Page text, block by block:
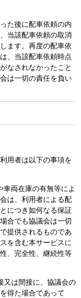
た後に配車依頼の内
当該配車依頼の取消
ます。再度の配車依
、当該配車依頼時点
なされなかったこと
は一切の責任を負い
用者は以下の事項を
両在庫の有無等によ
は、利用者による配
につき如何なる保証
合でも協議会は一切
提供されるものであ
を含む本サービスに
、完全性、継続性等
は間接に、協議会の
得た場合であって